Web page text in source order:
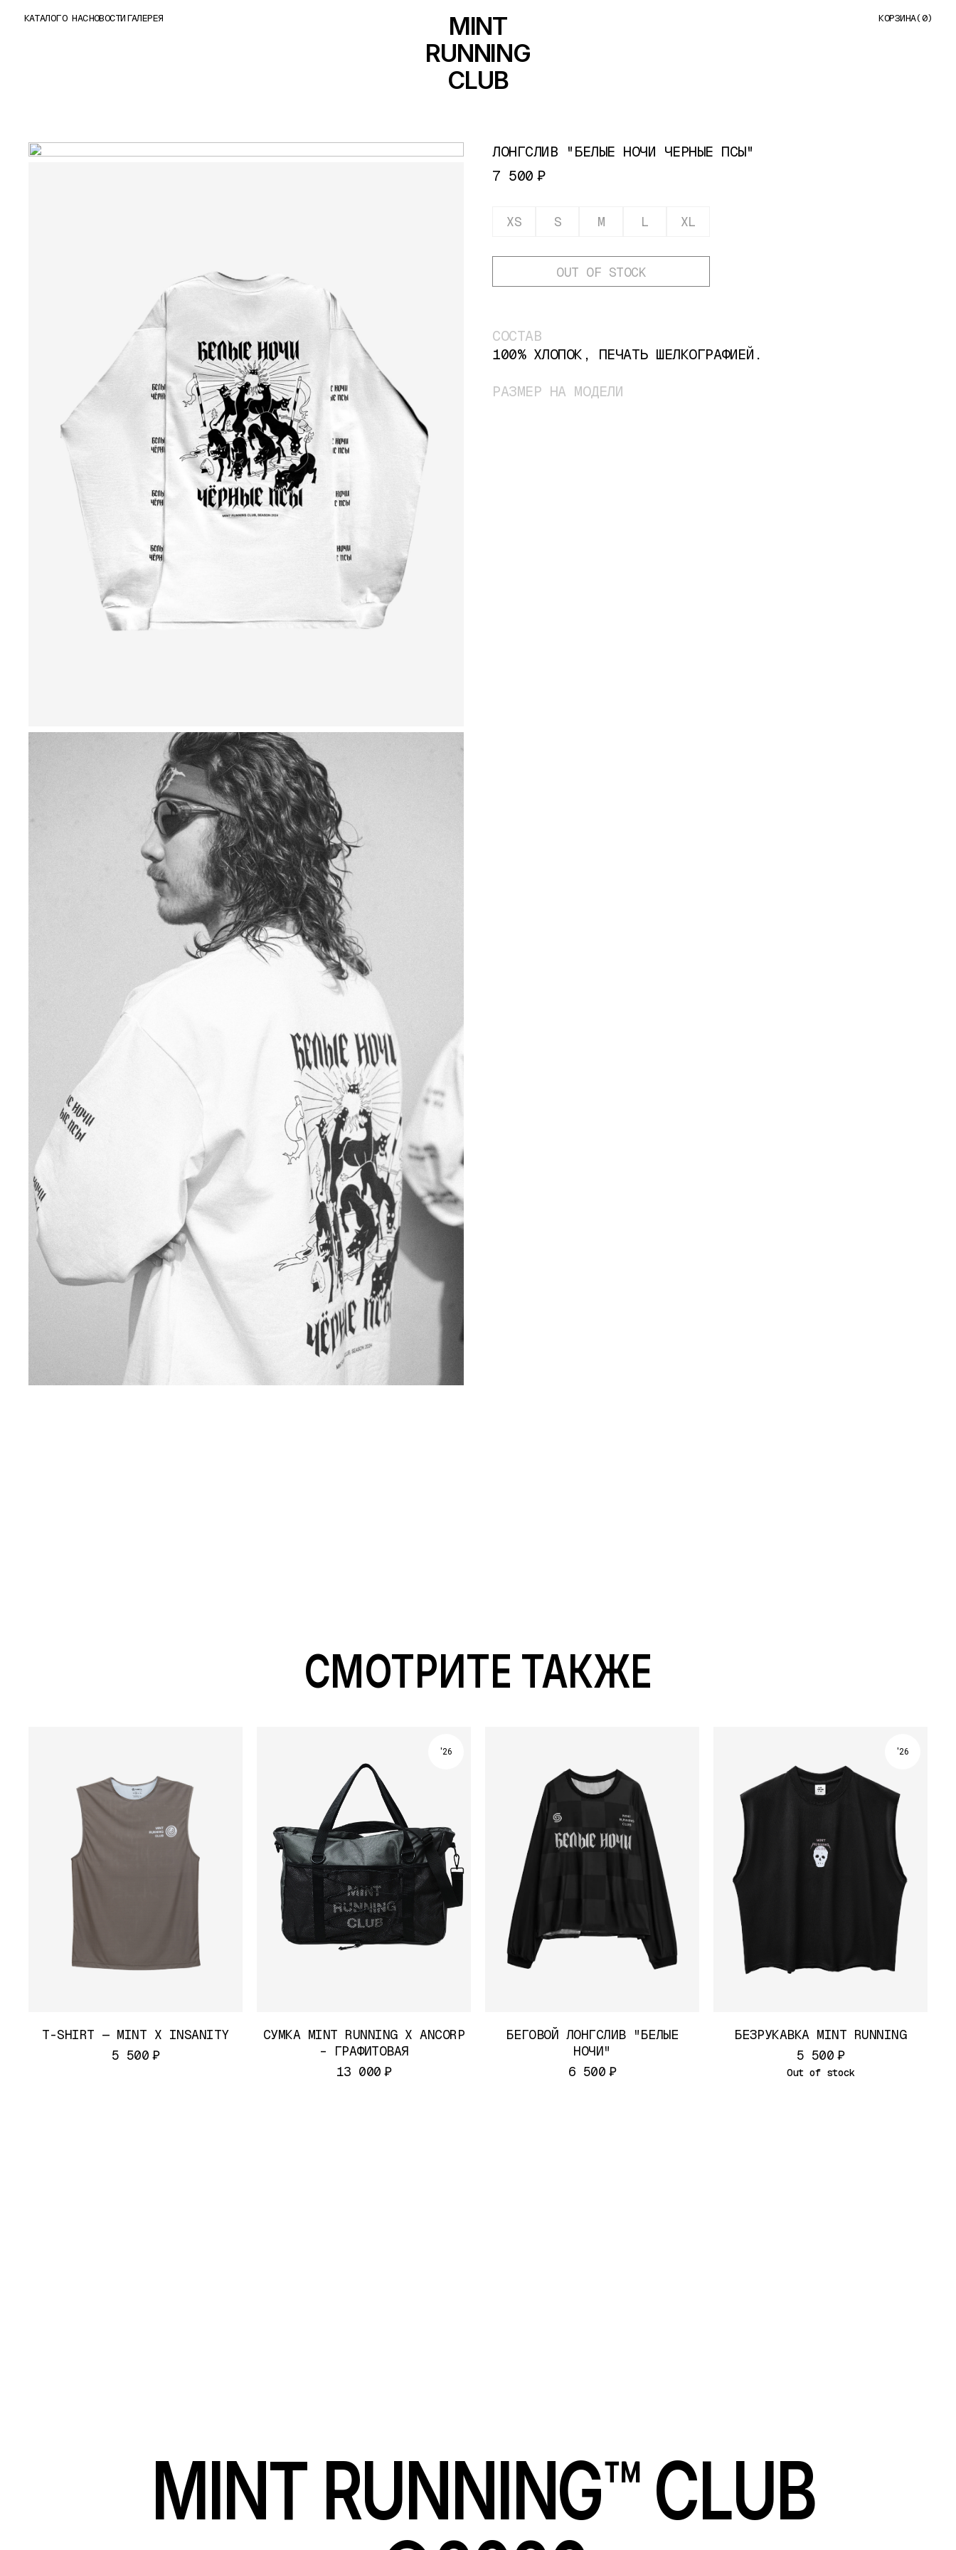
КАТАЛОГО НАСНОВОСТИГАЛЕРЕЯ
MINT
RUNNING
CLUB
ЛОНГСЛИВ "БЕЛЫЕ НОЧИ ЧЕРНЫЕ ПСЫ"
7 500 ₽
XS S M L XL
OUT OF STOCK
СОСТАВ
100% ХЛОПОК, ПЕЧАТЬ ШЕЛКОГРАФИЕЙ.
РАЗМЕР НА МОДЕЛИ
СМОТРИТЕ ТАКЖЕ
T-SHIRT — MINT X INSANITY
5 500 ₽
'26
СУМКА MINT RUNNING X ANCORP
– ГРАФИТОВАЯ
13 000 ₽
БЕГОВОЙ ЛОНГСЛИВ "БЕЛЫЕ
НОЧИ"
6 500 ₽
'26
БЕЗРУКАВКА MINT RUNNING
5 500 ₽
Out of stock
ДОСТАВКА И ОПЛАТА
ВОЗВРАТ